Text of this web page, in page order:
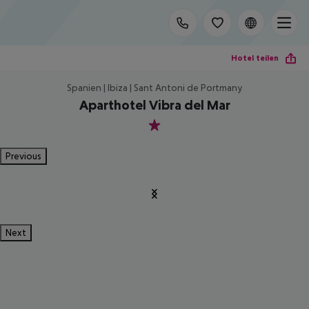
Hotel teilen
Spanien | Ibiza | Sant Antoni de Portmany
Aparthotel Vibra del Mar
1
Previous
Next